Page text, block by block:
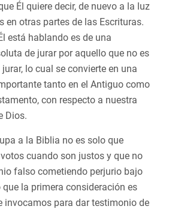
Él quiere decir, de nuevo a la luz
en otras partes de las Escrituras.
está hablando es de una
de jurar por aquello que no es
lo cual se convierte en una
tanto en el Antiguo como
con respecto a nuestra
Dios.
a la Biblia no es solo que
cuando son justos y que no
falso cometiendo perjurio bajo
la primera consideración es
invocamos para dar testimonio de